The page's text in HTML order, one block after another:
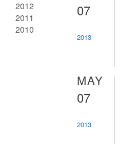
2012
2011
2010
07
2013
MAY
07
2013